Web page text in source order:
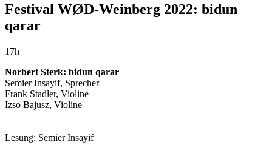
Festival WØD-Weinberg 2022: bidun
qarar
17h
Norbert Sterk: bidun qarar
Semier Insayif, Sprecher
Frank Stadler, Violine
Izso Bajusz, Violine
Lesung: Semier Insayif